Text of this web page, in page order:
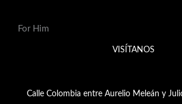
For Him
VISÍTANOS
Calle Colombia entre Aurelio Meleán y